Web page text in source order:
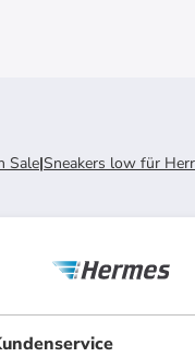
Sale|Sneakers low für